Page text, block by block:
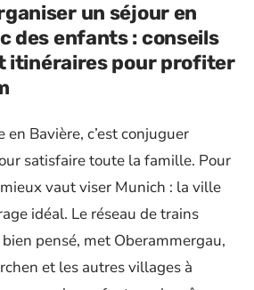
un séjour en
des enfants : conseils
itinéraires pour profiter
en Bavière, c’est conjuguer
satisfaire toute la famille. Pour
vaut viser Munich : la ville
idéal. Le réseau de trains
pensé, met Oberammergau,
et les autres villages à